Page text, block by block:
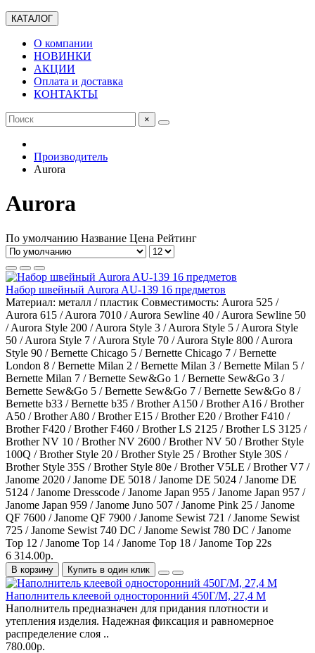
КАТАЛОГ
О компании
НОВИНКИ
АКЦИИ
Оплата и доставка
КОНТАКТЫ
×
Производитель
Aurora
Aurora
По умолчанию Название Цена Рейтинг
Набор швейный Aurora AU-139 16 предметов
Материал: металл / пластик Совместимость: Aurora 525 /
Aurora 615 / Aurora 7010 / Aurora Sewline 40 / Aurora Sewline 50
/ Aurora Style 200 / Aurora Style 3 / Aurora Style 5 / Aurora Style
50 / Aurora Style 7 / Aurora Style 70 / Aurora Style 800 / Aurora
Style 90 / Bernette Chicago 5 / Bernette Chicago 7 / Bernette
London 8 / Bernette Milan 2 / Bernette Milan 3 / Bernette Milan 5 /
Bernette Milan 7 / Bernette Sew&Go 1 / Bernette Sew&Go 3 /
Bernette Sew&Go 5 / Bernette Sew&Go 7 / Bernette Sew&Go 8 /
Bernette b33 / Bernette b35 / Brother A150 / Brother A16 / Brother
A50 / Brother A80 / Brother E15 / Brother E20 / Brother F410 /
Brother F420 / Brother F460 / Brother LS 2125 / Brother LS 3125 /
Brother NV 10 / Brother NV 2600 / Brother NV 50 / Brother Style
100Q / Brother Style 20 / Brother Style 25 / Brother Style 30S /
Brother Style 35S / Brother Style 80e / Brother V5LE / Brother V7 /
Janome 2020 / Janome DE 5018 / Janome DE 5024 / Janome DE
5124 / Janome Dresscode / Janome Japan 955 / Janome Japan 957 /
Janome Japan 959 / Janome Juno 507 / Janome Pink 25 / Janome
QF 7600 / Janome QF 7900 / Janome Sewist 721 / Janome Sewist
725 / Janome Sewist 740 DC / Janome Sewist 780 DC / Janome
Top 12 / Janome Top 14 / Janome Top 18 / Janome Top 22s
6 314.00р.
В корзину Купить в один клик
Наполнитель клеевой односторонний 450Г/М, 27,4 М
Наполнитель предназначен для придания плотности и
утепления изделия. Надежная фиксация и равномерное
распределение слоя ..
780.00р.